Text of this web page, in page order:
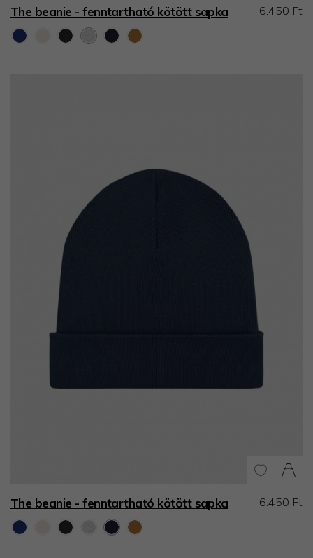
The beanie - fenntartható kötött sapka 6.450 Ft
The beanie - fenntartható kötött sapka 6.450 Ft